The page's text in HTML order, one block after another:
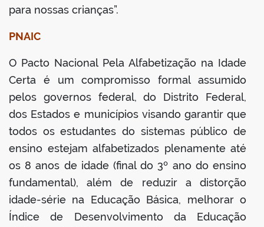
para nossas crianças”.
PNAIC
O Pacto Nacional Pela Alfabetização na Idade
Certa é um compromisso formal assumido
pelos governos federal, do Distrito Federal,
dos Estados e municípios visando garantir que
todos os estudantes do sistemas público de
ensino estejam alfabetizados plenamente até
os 8 anos de idade (final do 3º ano do ensino
fundamental), além de reduzir a distorção
idade-série na Educação Básica, melhorar o
Índice de Desenvolvimento da Educação